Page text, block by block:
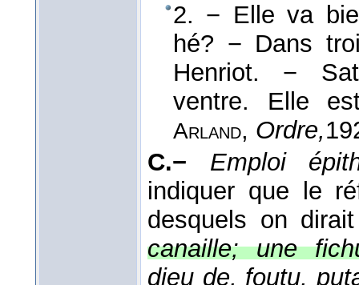
2. − Elle va
hé? − Dans
Henriot. −
ventre. Elle
Arland, Ordre,
C.−
Emploi
indiquer que le
desquels on
canaille; une
dieu de, foutu,